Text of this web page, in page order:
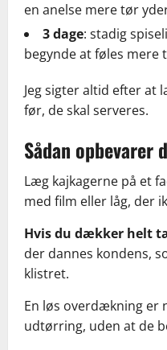
en anelse mere tør
3 dage: stadig
begynde at føles
Jeg sigter altid efter at
før, de skal serveres.
Sådan opbevarer
Læg kajkagerne på et
med film eller låg, der
Hvis du dækker helt
der dannes kondens,
klistret.
En løs overdækning er
udtørring, uden at de